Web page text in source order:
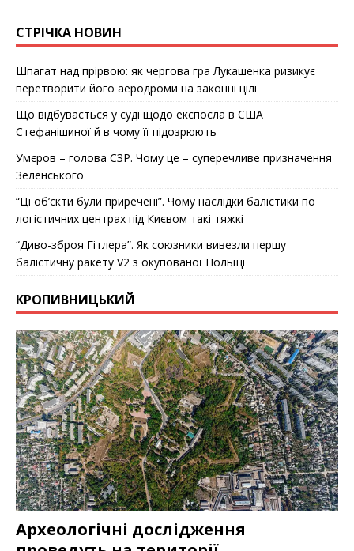
СТРІЧКА НОВИН
Шпагат над прірвою: як чергова гра Лукашенка ризикує
перетворити його аеродроми на законні цілі
Що відбувається у суді щодо експосла в США
Стефанішиної й в чому її підозрюють
Умєров – голова СЗР. Чому це – суперечливе призначення
Зеленського
“Ці об’єкти були приречені”. Чому наслідки балістики по
логістичних центрах під Києвом такі тяжкі
“Диво-зброя Гітлера”. Як союзники вивезли першу
балістичну ракету V2 з окупованої Польщі
КРОПИВНИЦЬКИЙ
Археологічні дослідження